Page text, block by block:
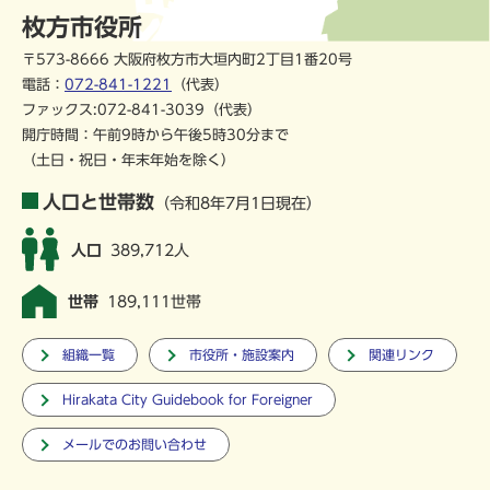
枚方市役所
〒573-8666 大阪府枚方市大垣内町2丁目1番20号
電話： 072-841-1221
（代表）
ファックス:072-841-3039（代表）
開庁時間：午前9時から午後5時30分まで
（土日・祝日・年末年始を除く）
人口と世帯数 （令和8年7月1日現在）
人口 389,712人
世帯 189,111世帯
組織一覧 市役所・施設案内 関連リンク
Hirakata City Guidebook for Foreigner
メールでのお問い合わせ